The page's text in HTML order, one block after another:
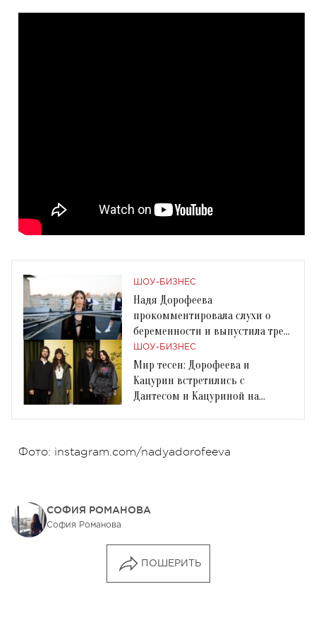
ШОУ-БИЗНЕС
Надя Дорофеева
прокомментировала слухи о
беременности и выпустила трек
о бабочках в животе
ШОУ-БИЗНЕС
Мир тесен: Дорофеева и
Кацурин встретились с
Дантесом и Кацуриной на
Фото: instagram.com/nadyadorofeeva
СОФИЯ РОМАНОВА
София Романова
ПОШЕРИТЬ